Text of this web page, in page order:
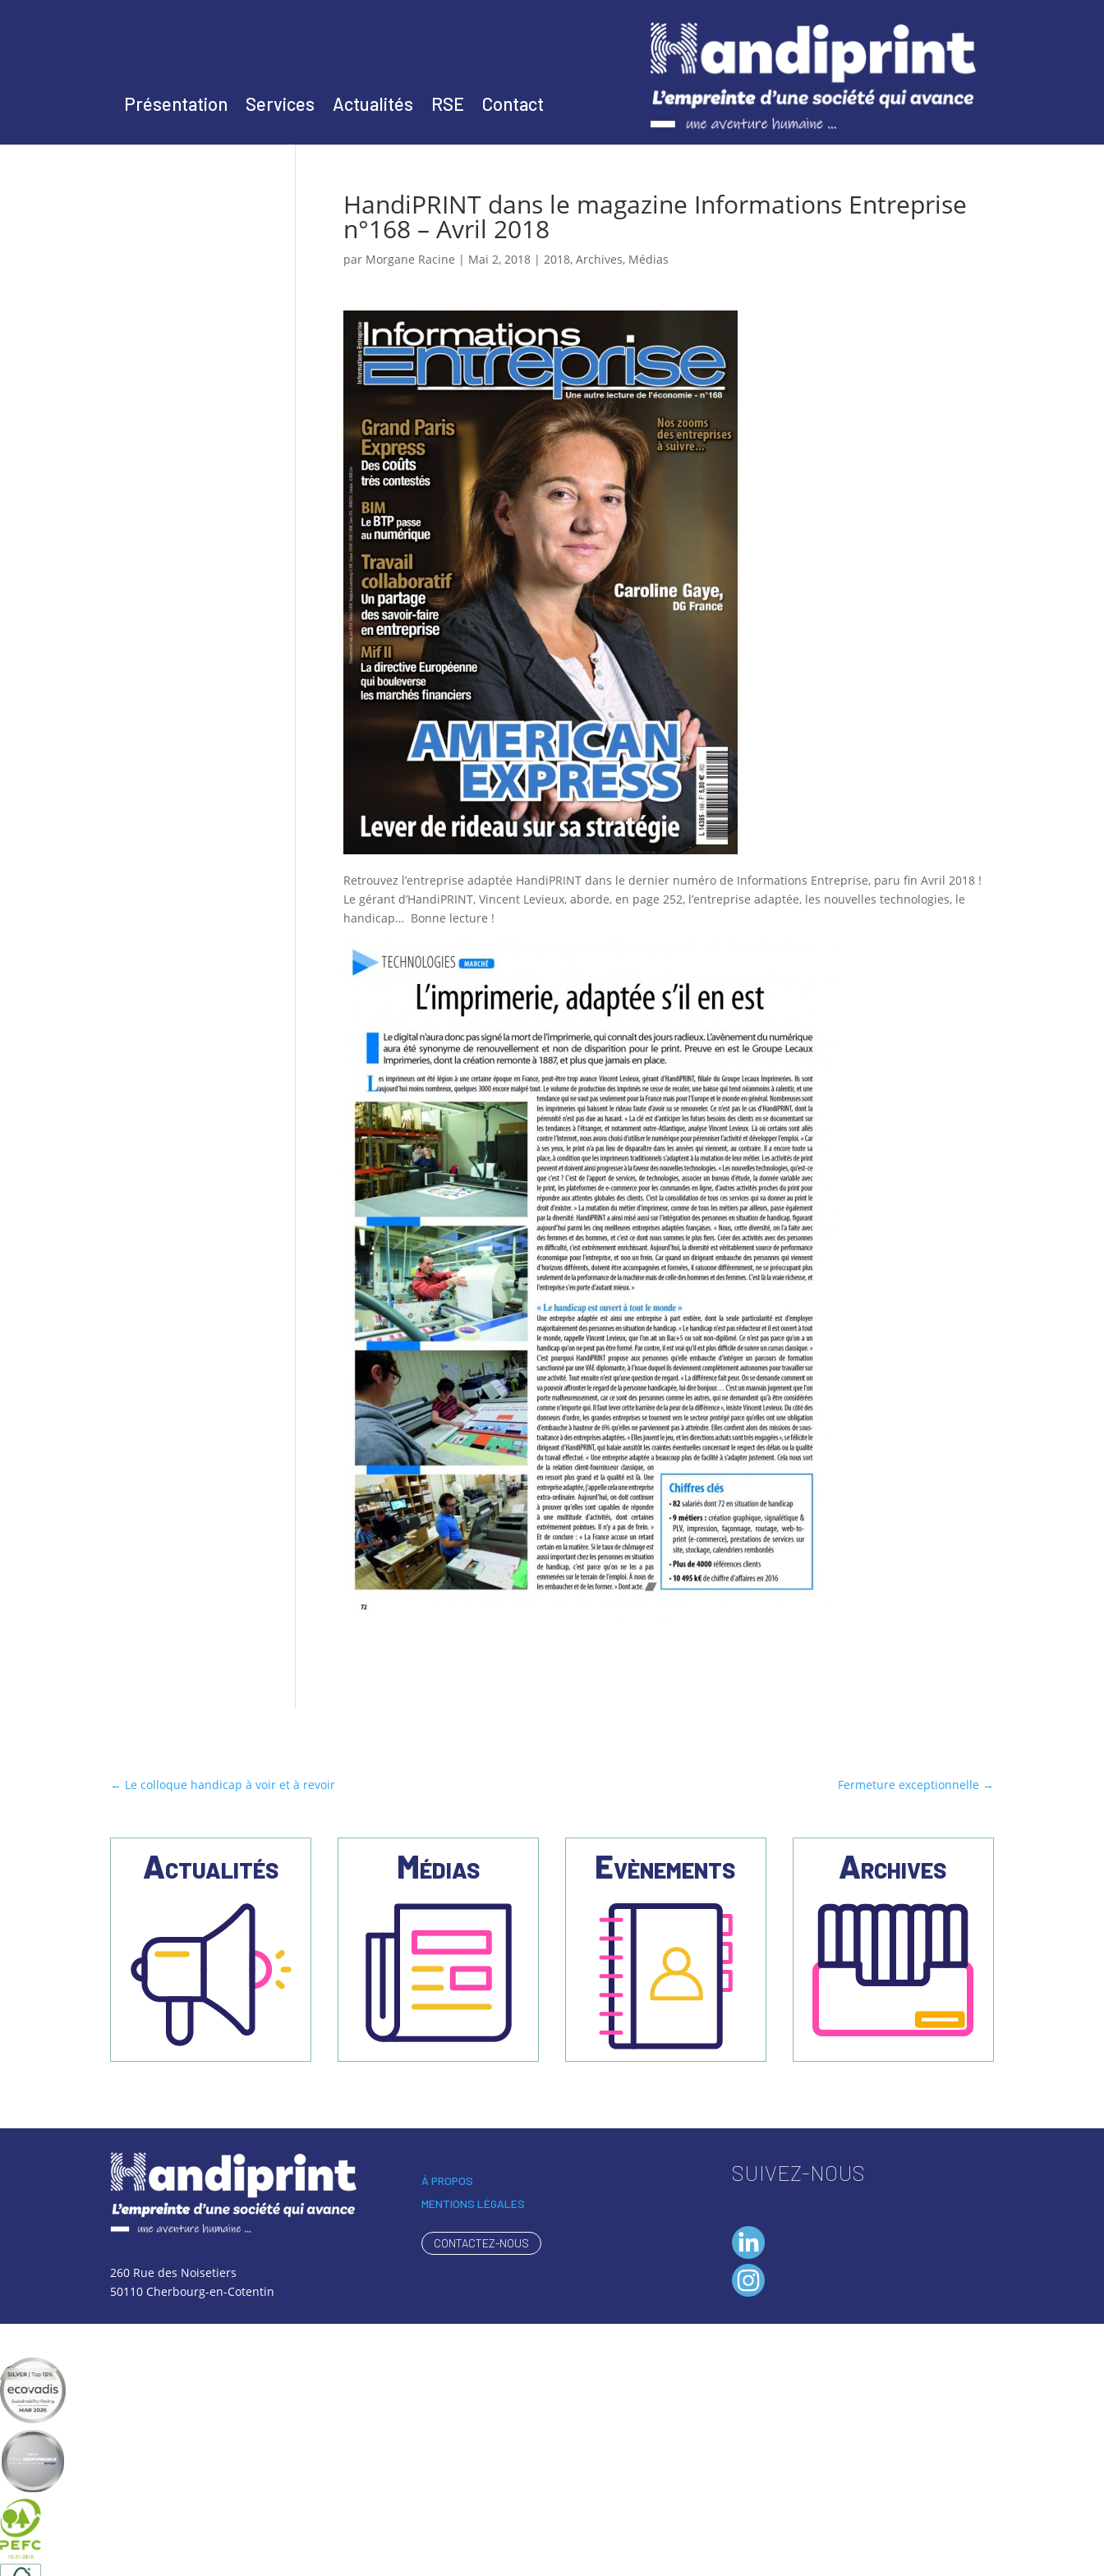
Présentation Services Actualités RSE Contact
HandiPRINT dans le magazine Informations Entreprise
n°168 – Avril 2018
par Morgane Racine | Mai 2, 2018| 2018, Archives, Médias
Retrouvez l’entreprise adaptée HandiPRINT dans le dernier numéro de Informations Entreprise, paru fin Avril 2018 !
Le gérant d’HandiPRINT, Vincent Levieux, aborde, en page 252, l’entreprise adaptée, les nouvelles technologies, le
handicap… Bonne lecture !
← Le colloque handicap à voir et à revoir Fermeture exceptionnelle →
Actualités Médias Evènements Archives
260 Rue des Noisetiers
50110 Cherbourg-en-Cotentin
À PROPOS
MENTIONS LÉGALES
CONTACTEZ-NOUS
SUIVEZ-NOUS